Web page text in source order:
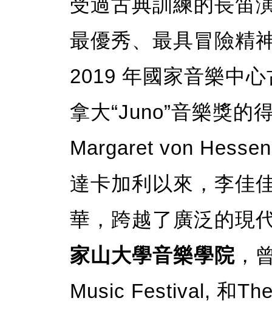
受過古典訓練的長笛
最優秀、最具冒險精
2019 年國家音樂中
拿大“Juno”音樂獎的
Margaret von
達卡加利以來，李佳
華，跨越了廣泛的現
家山大學音樂學院 ，
Music Festival, 和